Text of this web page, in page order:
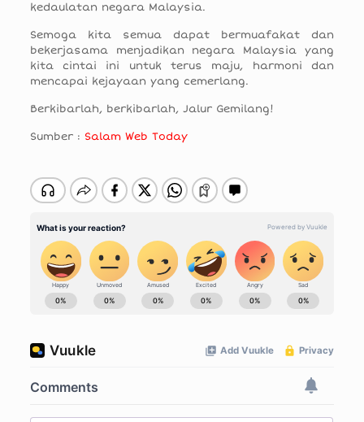
kedaulatan negara Malaysia.
Semoga kita semua dapat bermuafakat dan
bekerjasama menjadikan negara Malaysia yang
kita cintai ini untuk terus maju, harmoni dan
mencapai kejayaan yang cemerlang.
Berkibarlah, berkibarlah, Jalur Gemilang!
Sumber : Salam Web Today